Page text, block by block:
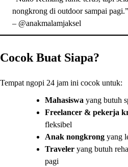
nongkrong di outdoor sampai pagi.”
– @anakmalamjaksel
Cocok Buat Siapa?
Tempat ngopi 24 jam ini cocok untuk:
Mahasiswa yang butuh
Freelancer & pekerja
fleksibel
Anak nongkrong yang
Traveler yang butuh
pagi